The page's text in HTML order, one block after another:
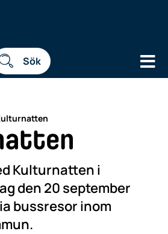
Sök
Kulturnatten i
den 20 september
bussresor inom